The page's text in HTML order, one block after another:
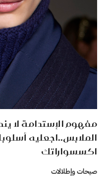
مفهوم الإستدامة لا
الملابس..اجعليه
اكسسواراتك
صيحات وإطلالات